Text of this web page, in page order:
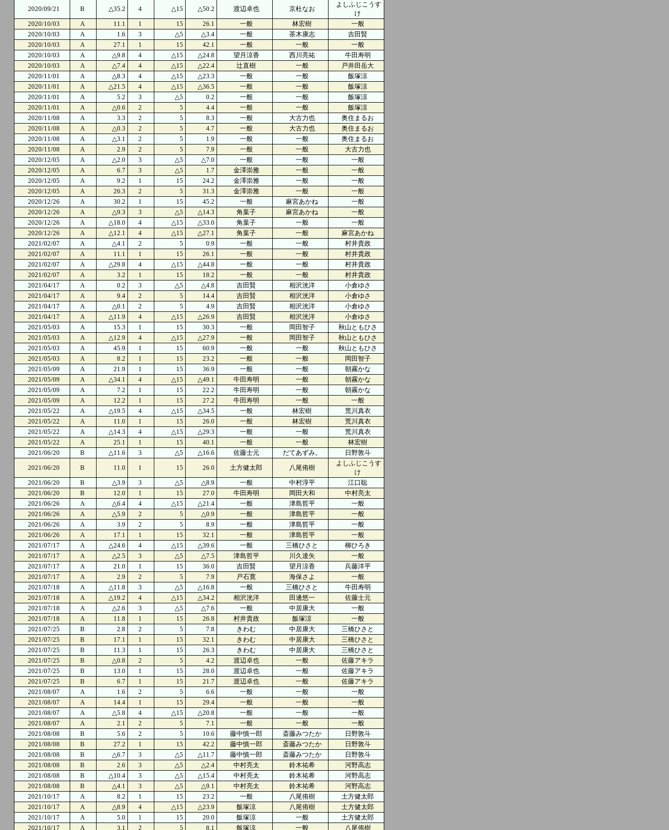
2020/09/21
B △35.2 4 △15 △50.2 渡辺卓也 京杜なお
よしふじこうす
け
2020/10/03
A 11.1 1 15 26.1 一般 林宏樹
一般
2020/10/03
A 1.6 3 △5 △3.4 一般 茶木康志
吉田賢
2020/10/03
A 27.1 1 15 42.1 一般 一般
一般
2020/10/03
A △9.8 4 △15 △24.8 望月涼香 西川亮祐
牛田寿明
2020/10/03
A △7.4 4 △15 △22.4 辻直樹 一般
戸井田岳大
2020/11/01
A △8.3 4 △15 △23.3 一般 一般
飯塚涼
2020/11/01
A △21.5 4 △15 △36.5 一般 一般
飯塚涼
2020/11/01
A 5.2 3 △5 0.2 一般 一般
飯塚涼
2020/11/01
A △0.6 2 5 4.4 一般 一般
飯塚涼
2020/11/08
A 3.3 2 5 8.3 一般 大古力也
奥住まるお
2020/11/08
A △0.3 2 5 4.7 一般 大古力也
奥住まるお
2020/11/08
A △3.1 2 5 1.9 一般 一般
奥住まるお
2020/11/08
A 2.9 2 5 7.9 一般 一般
大古力也
2020/12/05
A △2.0 3 △5 △7.0 一般 一般
一般
2020/12/05
A 6.7 3 △5 1.7 金澤崇雅 一般
一般
2020/12/05
A 9.2 1 15 24.2 金澤崇雅 一般
一般
2020/12/05
A 26.3 2 5 31.3 金澤崇雅 一般
一般
2020/12/26
A 30.2 1 15 45.2 一般 麻宮あかね
一般
2020/12/26
A △9.3 3 △5 △14.3 角葉子 麻宮あかね
一般
2020/12/26
A △18.0 4 △15 △33.0 角葉子 一般
一般
2020/12/26
A △12.1 4 △15 △27.1 角葉子 一般
麻宮あかね
2021/02/07
A △4.1 2 5 0.9 一般 一般
村井貴政
2021/02/07
A 11.1 1 15 26.1 一般 一般
村井貴政
2021/02/07
A △29.8 4 △15 △44.8 一般 一般
村井貴政
2021/02/07
A 3.2 1 15 18.2 一般 一般
村井貴政
2021/04/17
A 0.2 3 △5 △4.8 吉田賢 相沢洸洋
小倉ゆさ
2021/04/17
A 9.4 2 5 14.4 吉田賢 相沢洸洋
小倉ゆさ
2021/04/17
A △0.1 2 5 4.9 吉田賢 相沢洸洋
小倉ゆさ
2021/04/17
A △11.9 4 △15 △26.9 吉田賢 相沢洸洋
小倉ゆさ
2021/05/03
A 15.3 1 15 30.3 一般 岡田智子
秋山ともひさ
2021/05/03
A △12.9 4 △15 △27.9 一般 岡田智子
秋山ともひさ
2021/05/03
A 45.9 1 15 60.9 一般 一般
秋山ともひさ
2021/05/03
A 8.2 1 15 23.2 一般 一般
岡田智子
2021/05/09
A 21.9 1 15 36.9 一般 一般
朝霧かな
2021/05/09
A △34.1 4 △15 △49.1 牛田寿明 一般
朝霧かな
2021/05/09
A 7.2 1 15 22.2 牛田寿明 一般
朝霧かな
2021/05/09
A 12.2 1 15 27.2 牛田寿明 一般
一般
2021/05/22
A △19.5 4 △15 △34.5 一般 林宏樹
荒川真衣
2021/05/22
A 11.0 1 15 26.0 一般 林宏樹
荒川真衣
2021/05/22
A △14.3 4 △15 △29.3 一般 一般
荒川真衣
2021/05/22
A 25.1 1 15 40.1 一般 一般
林宏樹
2021/06/20
B △11.6 3 △5 △16.6 佐藤士元 だてあずみ。
日野敦斗
2021/06/20
B 11.0 1 15 26.0 土方健太郎 八尾侑樹
よしふじこうす
け
2021/06/20
B △3.9 3 △5 △8.9 一般 中村淳平
江口聡
2021/06/20
B 12.0 1 15 27.0 牛田寿明 岡田大和
中村亮太
2021/06/26
A △6.4 4 △15 △21.4 一般 津島哲平
一般
2021/06/26
A △5.9 2 5 △0.9 一般 津島哲平
一般
2021/06/26
A 3.9 2 5 8.9 一般 津島哲平
一般
2021/06/26
A 17.1 1 15 32.1 一般 津島哲平
一般
2021/07/17
A △24.6 4 △15 △39.6 一般 三橋ひさと
柳ひろき
2021/07/17
A △2.5 3 △5 △7.5 津島哲平 川久達矢
一般
2021/07/17
A 21.0 1 15 36.0 吉田賢 望月涼香
兵藤洋平
2021/07/17
A 2.9 2 5 7.9 戸石寛 海保さよ
一般
2021/07/18
A △11.8 3 △5 △16.8 一般 三橋ひさと
牛田寿明
2021/07/18
A △19.2 4 △15 △34.2 相沢洸洋 田邊悠一
佐藤士元
2021/07/18
A △2.6 3 △5 △7.6 一般 中居康大
一般
2021/07/18
A 11.8 1 15 26.8 村井貴政 飯塚涼
一般
2021/07/25
B 2.8 2 5 7.8 きわむ 中居康大
三橋ひさと
2021/07/25
B 17.1 1 15 32.1 きわむ 中居康大
三橋ひさと
2021/07/25
B 11.3 1 15 26.3 きわむ 中居康大
三橋ひさと
2021/07/25
B △0.8 2 5 4.2 渡辺卓也 一般
佐藤アキラ
2021/07/25
B 13.0 1 15 28.0 渡辺卓也 一般
佐藤アキラ
2021/07/25
B 6.7 1 15 21.7 渡辺卓也 一般
佐藤アキラ
2021/08/07
A 1.6 2 5 6.6 一般 一般
一般
2021/08/07
A 14.4 1 15 29.4 一般 一般
一般
2021/08/07
A △5.8 4 △15 △20.8 一般 一般
一般
2021/08/07
A 2.1 2 5 7.1 一般 一般
一般
2021/08/08
B 5.6 2 5 10.6 藤中慎一郎 斎藤みつたか
日野敦斗
2021/08/08
B 27.2 1 15 42.2 藤中慎一郎 斎藤みつたか
日野敦斗
2021/08/08
B △6.7 3 △5 △11.7 藤中慎一郎 斎藤みつたか
日野敦斗
2021/08/08
B 2.6 3 △5 △2.4 中村亮太 鈴木祐希
河野高志
2021/08/08
B △10.4 3 △5 △15.4 中村亮太 鈴木祐希
河野高志
2021/08/08
B △4.1 3 △5 △9.1 中村亮太 鈴木祐希
河野高志
2021/10/17
A 8.2 1 15 23.2 一般 八尾侑樹
土方健太郎
2021/10/17
A △8.9 4 △15 △23.9 飯塚涼 八尾侑樹
土方健太郎
2021/10/17
A 5.0 1 15 20.0 飯塚涼 一般
土方健太郎
2021/10/17
A 3.1 2 5 8.1 飯塚涼 一般 八尾侑樹